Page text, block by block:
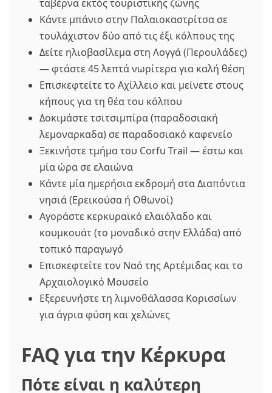
ταβέρνα εκτός τουριστικής ζώνης
Κάντε μπάνιο στην Παλαιοκαστρίτσα σε
τουλάχιστον δύο από τις έξι κόλπους της
Δείτε ηλιοβασίλεμα στη Λογγά (Περουλάδες)
— φτάστε 45 λεπτά νωρίτερα για καλή θέση
Επισκεφτείτε το Αχίλλειο και μείνετε στους
κήπους για τη θέα του κόλπου
Δοκιμάστε τσιτσιμπίρα (παραδοσιακή
λεμοναρκαδα) σε παραδοσιακό καφενείο
Ξεκινήστε τμήμα του Corfu Trail — έστω και
μία ώρα σε ελαιώνα
Κάντε μία ημερήσια εκδρομή στα Διαπόντια
νησιά (Ερεικούσα ή Οθωνοί)
Αγοράστε κερκυραϊκό ελαιόλαδο και
κουμκουάτ (το μοναδικό στην Ελλάδα) από
τοπικό παραγωγό
Επισκεφτείτε τον Ναό της Αρτέμιδας και το
Αρχαιολογικό Μουσείο
Εξερευνήστε τη λιμνοθάλασσα Κορισσίων
για άγρια φύση και χελώνες
FAQ για την Κέρκυρα
Πότε είναι η καλύτερη